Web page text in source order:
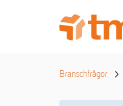
Branschfrågor